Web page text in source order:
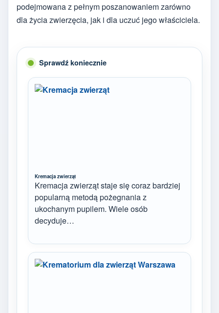
podejmowana z pełnym poszanowaniem zarówno
dla życia zwierzęcia, jak i dla uczuć jego właściciela.
Sprawdź koniecznie
Kremacja zwierząt
Kremacja zwierząt staje się coraz bardziej
popularną metodą pożegnania z
ukochanym pupilem. Wiele osób
decyduje…